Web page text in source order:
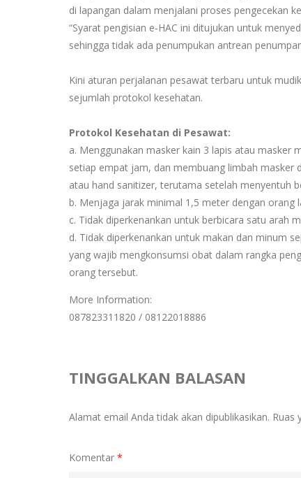
di lapangan dalam menjalani proses pengecekan
“Syarat pengisian e-HAC ini ditujukan untuk
sehingga tidak ada penumpukan antrean
Kini aturan perjalanan pesawat terbaru untuk
sejumlah protokol kesehatan.
Protokol Kesehatan di Pesawat:
a. Menggunakan masker kain 3 lapis atau masker
setiap empat jam, dan membuang limbah masker
atau hand sanitizer, terutama setelah menyentuh
b. Menjaga jarak minimal 1,5 meter dengan orang
c. Tidak diperkenankan untuk berbicara satu arah
d. Tidak diperkenankan untuk makan dan minum
yang wajib mengkonsumsi obat dalam rangka
orang tersebut.
More Information:
087823311820 / 08122018886
TINGGALKAN BALASAN
Alamat email Anda tidak akan dipublikasikan. Ruas
Komentar *